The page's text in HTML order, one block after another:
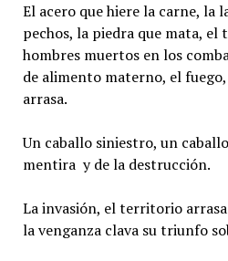
El acero que hiere la carne, la
pechos, la piedra que mata, el
hombres muertos en los
de alimento materno, el
arrasa.
Un caballo siniestro, un
mentira y de la destrucción.
La invasión, el territorio
la venganza clava su triunfo